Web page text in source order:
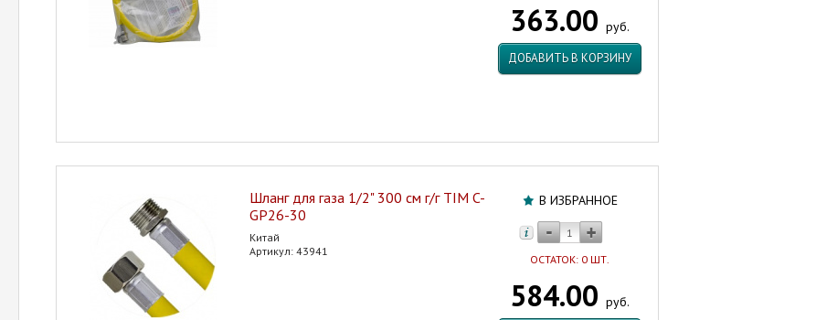
363.00 руб.
ДОБАВИТЬ В КОРЗИНУ
В ИЗБРАННОЕ
ОСТАТОК: 0 ШТ.
584.00 руб.
Шланг для газа 1/2" 300 см г/г TIM C-
GP26-30
Китай
Артикул: 43941